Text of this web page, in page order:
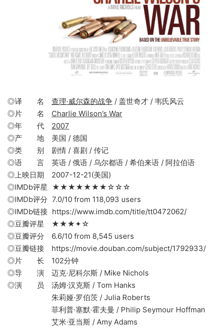
◎译 名 查理·威尔森的战争 / 盖世奇才 / 韦氏风云
◎片 名 Charlie Wilson’s War
◎年 代 2007
◎产 地 美国 / 德国
◎类 别 剧情 / 喜剧 / 传记
◎语 言 英语 / 俄语 / 乌尔都语 / 希伯来语 / 阿拉伯语
◎上映日期 2007-12-21(美国)
◎IMDb评星 ★★★★★★★☆☆☆
◎IMDb评分 7.0/10 from 118,093 users
◎IMDb链接 https://www.imdb.com/title/tt0472062/
◎豆瓣评星 ★★★✦☆
◎豆瓣评分 6.6/10 from 8,545 users
◎豆瓣链接 https://movie.douban.com/subject/1792933/
◎片 长 102分钟
◎导 演 迈克·尼科尔斯 / Mike Nichols
◎演 员 汤姆·汉克斯 / Tom Hanks
朱莉娅·罗伯茨 / Julia Roberts
菲利普·塞默·霍夫曼 / Philip Seymour Hoffman
艾米·亚当斯 / Amy Adams